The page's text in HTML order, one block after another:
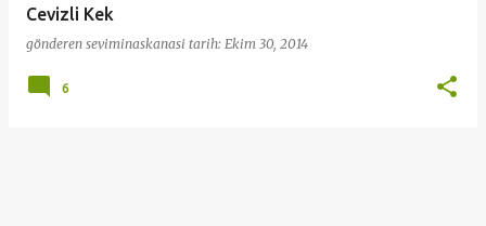
Cevizli Kek
gönderen seviminaskanasi tarih: Ekim 30, 2014
6